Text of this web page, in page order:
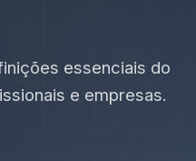
essenciais do
e empresas.